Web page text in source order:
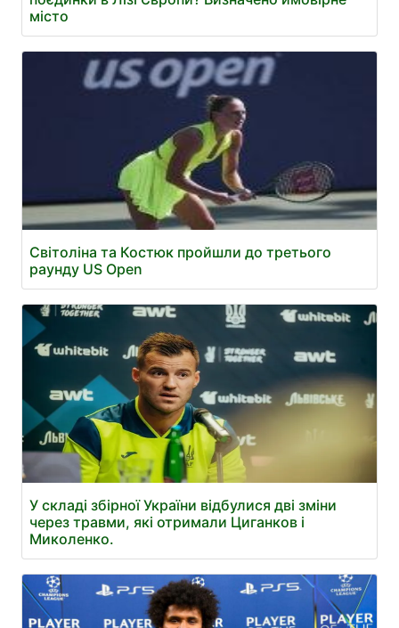
місто
Світоліна та Костюк пройшли до третього
раунду US Open
У складі збірної України відбулися дві зміни
через травми, які отримали Циганков і
Миколенко.